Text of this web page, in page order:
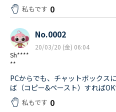
私もです 0
Sh****
**
No.0002
20/03/20 (金) 06:04
PCからでも、チャットボックス
ば（コピー&ペースト）すればOK
私もです 0